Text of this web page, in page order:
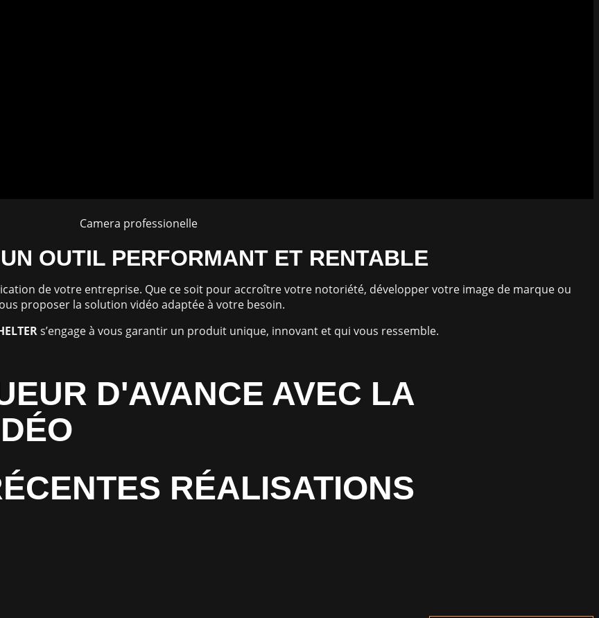
OUTIL PERFORMANT ET RENTABLE
de votre entreprise. Que ce soit pour accroître votre notoriété, développer votre image de marque ou
proposer la solution vidéo adaptée à votre besoin.
s’engage à vous garantir un produit unique, innovant et qui vous ressemble.
D'AVANCE AVEC LA
RÉALISATIONS